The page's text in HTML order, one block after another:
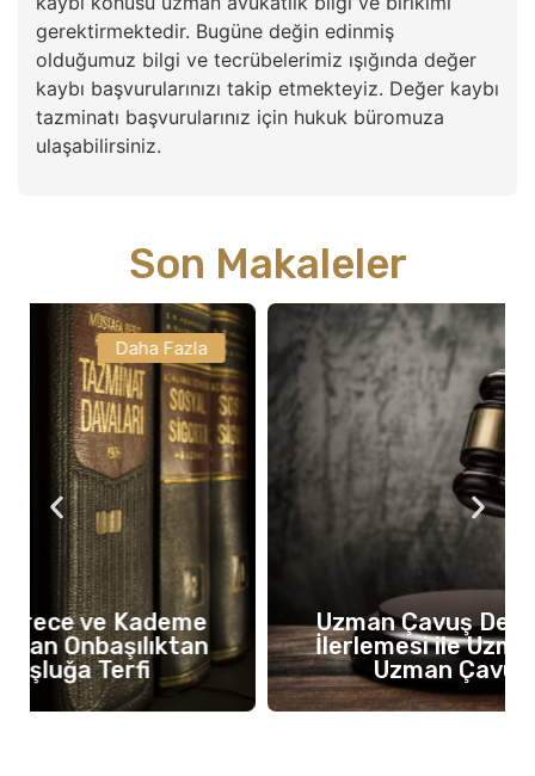
gerektirmektedir. Bugüne değin edinmiş
olduğumuz bilgi ve tecrübelerimiz ışığında değer
kaybı başvurularınızı takip etmekteyiz. Değer kaybı
tazminatı başvurularınız için hukuk büromuza
ulaşabilirsiniz.
Son Makaleler
Daha Fazla
Uzman Çavuş Derece ve Kademe
İlerlemesi ile Uzman Onbaşılıktan
Uzman Çavuşluğa Terfi